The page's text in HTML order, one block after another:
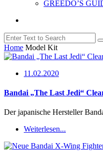
GREEDO’S
Home Model Kit
11.02.2020
Bandai „The Last Jedi“
Der japanische Hersteller
Weiterlesen...